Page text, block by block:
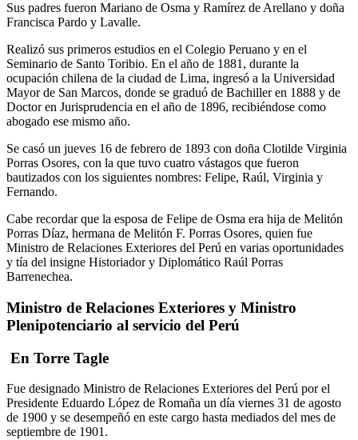
Sus padres fueron Mariano de Osma y Ramírez de Arellano y doña
Francisca Pardo y Lavalle.
Realizó sus primeros estudios en el Colegio Peruano y en el
Seminario de Santo Toribio. En el año de 1881, durante la
ocupación chilena de la ciudad de Lima, ingresó a la Universidad
Mayor de San Marcos, donde se graduó de Bachiller en 1888 y de
Doctor en Jurisprudencia en el año de 1896, recibiéndose como
abogado ese mismo año.
Se casó un jueves 16 de febrero de 1893 con doña Clotilde Virginia
Porras Osores, con la que tuvo cuatro vástagos que fueron
bautizados con los siguientes nombres: Felipe, Raúl, Virginia y
Fernando.
Cabe recordar que la esposa de Felipe de Osma era hija de Melitón
Porras Díaz, hermana de Melitón F. Porras Osores, quien fue
Ministro de Relaciones Exteriores del Perú en varias oportunidades
y tía del insigne Historiador y Diplomático Raúl Porras
Barrenechea.
Ministro de Relaciones Exteriores y Ministro
Plenipotenciario al servicio del Perú
En Torre Tagle
Fue designado Ministro de Relaciones Exteriores del Perú por el
Presidente Eduardo López de Romaña un día viernes 31 de agosto
de 1900 y se desempeñó en este cargo hasta mediados del mes de
septiembre de 1901.